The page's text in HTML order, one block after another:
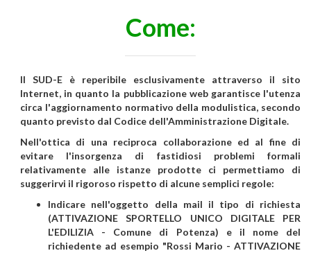
Come:
Il SUD-E è reperibile esclusivamente attraverso il sito
Internet, in quanto la pubblicazione web garantisce l'utenza
circa l'aggiornamento normativo della modulistica, secondo
quanto previsto dal Codice dell'Amministrazione Digitale.
Nell'ottica di una reciproca collaborazione ed al fine di
evitare l'insorgenza di fastidiosi problemi formali
relativamente alle istanze prodotte ci permettiamo di
suggerirvi il rigoroso rispetto di alcune semplici regole:
Indicare nell'oggetto della mail il tipo di richiesta
(ATTIVAZIONE SPORTELLO UNICO DIGITALE PER
L'EDILIZIA - Comune di Potenza) e il nome del
richiedente ad esempio "Rossi Mario - ATTIVAZIONE